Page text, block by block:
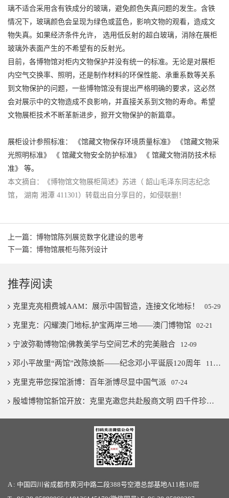
璃不适合采用含有铁成分的玻璃，避免颜色失真问题的发生。含铁
情况下，玻璃颜色会呈现为绿色或蓝色，影响文物的观看，造成文
物失真。如果经济条件允许， 选用低反射的超白玻璃，消除在展柜
玻璃外表面产生的不希望有的反射光。
目前，各博物馆对柜内文物保护并没有统一的标准。无论是对展柜
内空气交换率、照明，还是制作材料的环保性能、承重系数等关系
到文物保护的问题，一些博物馆没有提出严格明确的要求，这必然
会对展示中的文物造成不良影响，并直接关系到文物的寿命。希望
文物展柜技术不断革新进步，掀开文物保护的新篇章。
展柜设计参照标准： 《馆藏文物保存环境质量标准》 《馆藏文物采
光照明标准》 《 馆藏文物安全防护标准》 《 馆藏文物消防技术标
准》 等。
本文摘自：《博物馆文物展柜简述》苏进（ 韶山毛泽东同志纪念
馆， 湖南 湘潭 411301）转载出自分享目的，如侵联删！
上一篇：博物馆陈列展览数字化建设的思考
下一篇：博物馆展柜与陈列设计
推荐阅读
克里克亮相费城AAM：展示中国智造，连接文化地标！ 05-29
克里克：闪耀澳门地标,护宝两岸三地——澳门博物馆 02-21
宁波弥勒博物馆|佛教美学与空间艺术的完美融合 12-09
邓小平故里“两馆”改陈焕新——纪念邓小平诞辰120周年 11-07
克里克带您探馆浙博：百年浙博尽显中国气派 07-24
殷墟博物馆新馆开放：克里克邀您共赴殷商文明 四千件珍宝璨若星河
A : 中国四川省成都市黄河中路二段388号空港总部基地A11栋10层